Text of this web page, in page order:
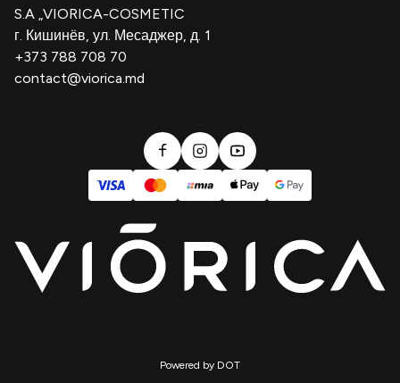
Cosmeplant
Блог
Сертификат Подарок
Условия и положения
Политика Возврата Товаров
S.A „VIORICA-COSMETIC
г. Кишинёв, ул. Месаджер, д. 1
+373 788 708 70
contact@viorica.md
Powered by DOT